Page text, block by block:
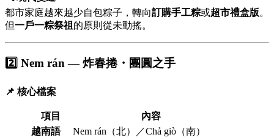
都市家庭越來越少自包粽子，轉向訂購手工粽或超市禮盒版。
但一戶一粽祭祖的原則從未動搖。
2️⃣ Nem rán — 炸春捲・團圓之手
📌 核心檔案
項目
內容
越南語
Nem rán（北）／Chả giò（南）